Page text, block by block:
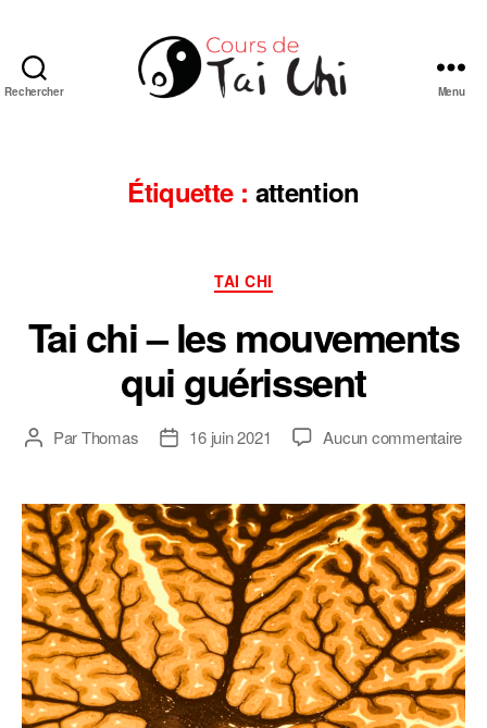
Rechercher
Chi
Chuan
Yang
en
ligne
Menu
Étiquette : attention
Catégories
TAI CHI
Tai chi – les mouvements
qui guérissent
Auteur
ParThomas
Date16 juin 2021 Aucun commentairesur
–
les
qui